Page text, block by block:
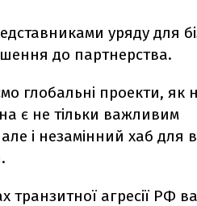
уряду для
до партнерства.
глобальні проекти, як
є не тільки важливим
і незамінний хаб для
транзитної агресії РФ